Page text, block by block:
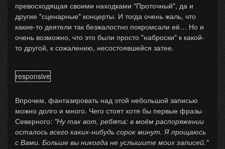
превосходящая своими находками "Проточный", да и
другие "сценарные" концерты. И тогда очень жаль, что
какие-то деятели так безжалостно покромсали её… Но и
очень возможно, что это были просто "наброски" к какой-
то другой, к сожалению, несостоявшейся затее.
responsive
Впрочем, фантазировать над этой небольшой записью
можно долго и много. Чего стоят хотя бы первые фразы
Северного: "Ну так вот, ребята: в моём распоряжении
осталось всего каких-нибудь сорок минут. Я прощаюсь
с Вами. Больше вы никогда не услышите моих записей."